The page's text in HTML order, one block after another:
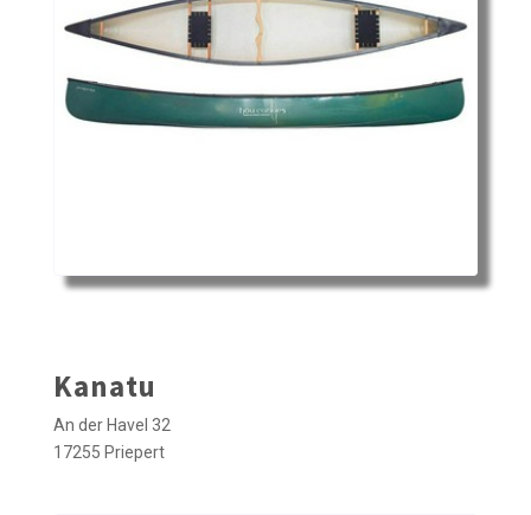
Kanatu
An der Havel 32
17255 Priepert